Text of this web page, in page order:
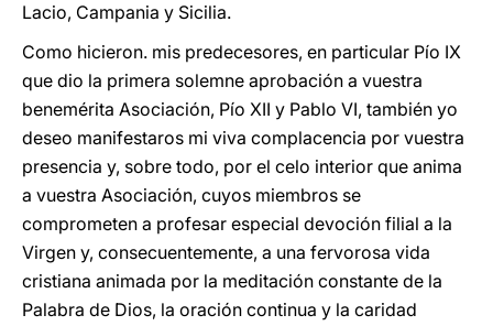
Lacio, Campania y Sicilia.
Como hicieron. mis predecesores, en particular Pío IX
que dio la primera solemne aprobación a vuestra
benemérita Asociación, Pío XII y Pablo VI, también yo
deseo manifestaros mi viva complacencia por vuestra
presencia y, sobre todo, por el celo interior que anima
a vuestra Asociación, cuyos miembros se
comprometen a profesar especial devoción filial a la
Virgen y, consecuentemente, a una fervorosa vida
cristiana animada por la meditación constante de la
Palabra de Dios, la oración continua y la caridad